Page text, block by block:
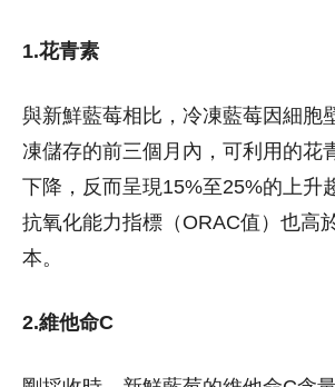
1.花青素
與新鮮藍莓相比，冷凍藍莓因細胞
凍儲存的前三個月內，可利用的花
下降，反而呈現15%至25%的上升
抗氧化能力指標（ORAC值）也高
本。
2.維他命C